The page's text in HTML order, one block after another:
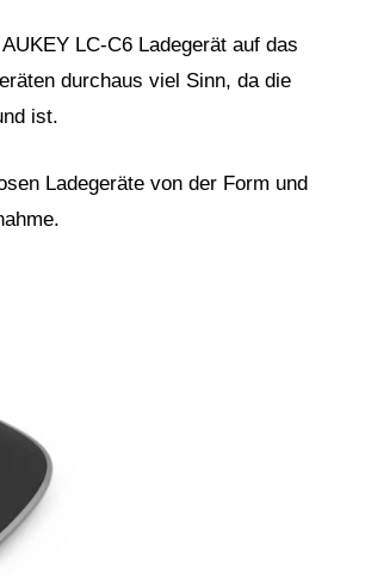
LC-C6 Ladegerät auf das
durchaus viel Sinn, da die
ist.
Ladegeräte von der Form und